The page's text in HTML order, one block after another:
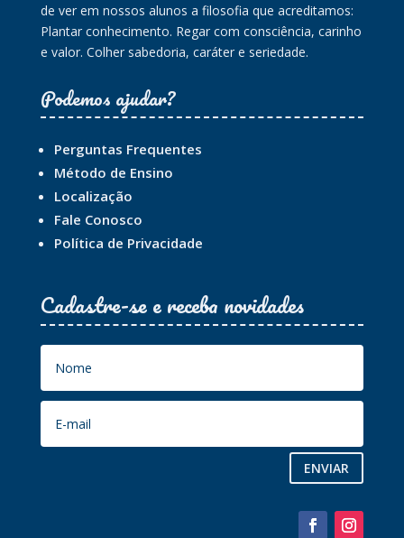
de ver em nossos alunos a filosofia que acreditamos:
Plantar conhecimento. Regar com consciência, carinho
e valor. Colher sabedoria, caráter e seriedade.
Podemos ajudar?
Perguntas Frequentes
Método de Ensino
Localização
Fale Conosco
Política de Privacidade
Cadastre-se e receba novidades
ENVIAR